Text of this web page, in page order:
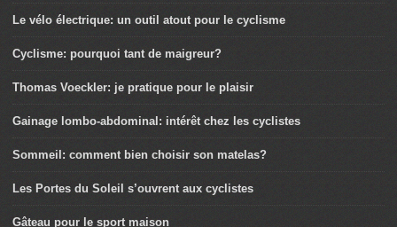
Le vélo électrique: un outil atout pour le cyclisme
Cyclisme: pourquoi tant de maigreur?
Thomas Voeckler: je pratique pour le plaisir
Gainage lombo-abdominal: intérêt chez les cyclistes
Sommeil: comment bien choisir son matelas?
Les Portes du Soleil s’ouvrent aux cyclistes
Gâteau pour le sport maison